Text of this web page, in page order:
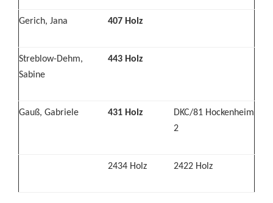
Gerich, Jana 407 Holz
Streblow-Dehm,
Sabine
443 Holz
Gauß, Gabriele 431 Holz
DKC/81 Hockenheim
2
2434 Holz 2422 Holz